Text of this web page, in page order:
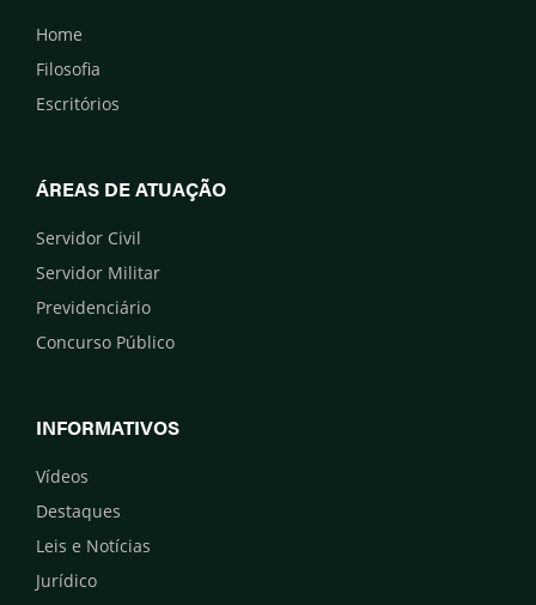
Home
Filosofia
Escritórios
ÁREAS DE ATUAÇÃO
Servidor Civil
Servidor Militar
Previdenciário
Concurso Público
INFORMATIVOS
Vídeos
Destaques
Leis e Notícias
Jurídico